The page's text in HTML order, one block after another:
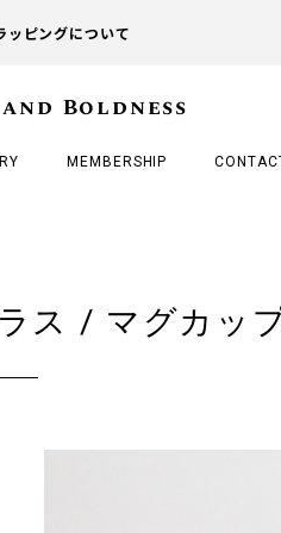
ッピングについて
Boldness
MEMBERSHIP
ス / マグカッ